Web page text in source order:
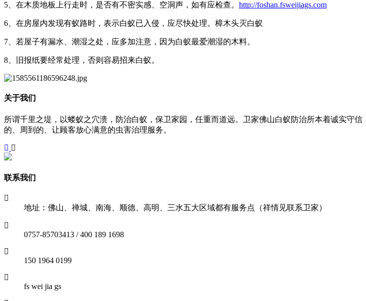
5、在木质地板上行走时，是否有不密实感、空洞声，如有应检查。 http://foshan.fsweijiags.com
6、在房屋内发现有蚁路时，表示白蚁已入侵，应尽快处理。樟木头灭白蚁
7、若屋子有漏水、潮湿之处，应多加注意，因为白蚁最爱潮湿的木料。
8、旧报纸要经常处理，否则容易招来白蚁。
关于我们
所谓千里之堤，以蝼蚁之穴溃，防治白蚁，保卫家园，任重而道远。卫家佛山白蚁防治所本着诚实守
的、周到的、让顾客放心满意的虫害治理服务。
联系我们
地址：佛山、禅城、南海、顺德、高明、三水五大区域都有服务点（祥情见联系卫家）
0757-85703413 / 400 189 1698
150 1964 0199
fs wei jia gs